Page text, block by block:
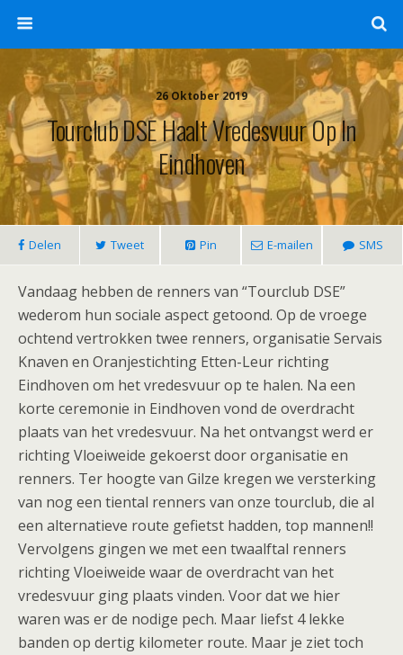
26 Oktober 2019
Tourclub DSE Haalt Vredesvuur Op In
Eindhoven
Delen Tweet Pin E-mailen SMS
Vandaag hebben de renners van “Tourclub DSE”
wederom hun sociale aspect getoond. Op de vroege
ochtend vertrokken twee renners, organisatie Servais
Knaven en Oranjestichting Etten-Leur richting
Eindhoven om het vredesvuur op te halen. Na een
korte ceremonie in Eindhoven vond de overdracht
plaats van het vredesvuur. Na het ontvangst werd er
richting Vloeiweide gekoerst door organisatie en
renners. Ter hoogte van Gilze kregen we versterking
van nog een tiental renners van onze tourclub, die al
een alternatieve route gefietst hadden, top mannen!!
Vervolgens gingen we met een twaalftal renners
richting Vloeiweide waar de overdracht van het
vredesvuur ging plaats vinden. Voor dat we hier
waren was er de nodige pech. Maar liefst 4 lekke
banden op dertig kilometer route. Maar je ziet toch